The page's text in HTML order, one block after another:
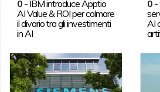
0- IBM introduce Apptio
AI Value & ROI per colmare
il divario tra gli investimenti
in AI
0 -
AI